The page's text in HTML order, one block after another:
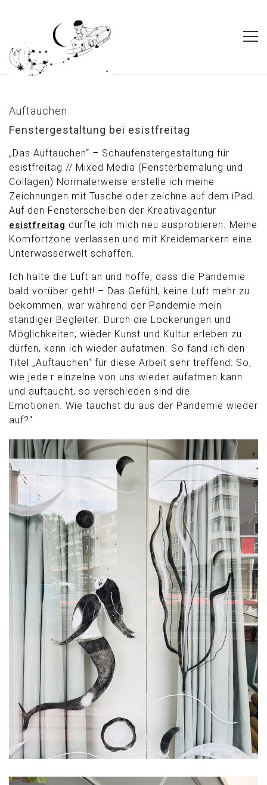
Auftauchen
Fenstergestaltung bei esistfreitag
„Das Auftauchen“ – Schaufenstergestaltung für
esistfreitag // Mixed Media (Fensterbemalung und
Collagen) Normalerweise erstelle ich meine
Zeichnungen mit Tusche oder zeichne auf dem iPad.
Auf den Fensterscheiben der Kreativagentur
esistfreitag durfte ich mich neu ausprobieren. Meine
Komfortzone verlassen und mit Kreidemarkern eine
Unterwasserwelt schaffen.
Ich halte die Luft an und hoffe, dass die Pandemie
bald vorüber geht! – Das Gefühl, keine Luft mehr zu
bekommen, war während der Pandemie mein
ständiger Begleiter. Durch die Lockerungen und
Möglichkeiten, wieder Kunst und Kultur erleben zu
dürfen, kann ich wieder aufatmen. So fand ich den
Titel „Auftauchen“ für diese Arbeit sehr treffend: So,
wie jede:r einzelne von uns wieder aufatmen kann
und auftaucht, so verschieden sind die
Emotionen. Wie tauchst du aus der Pandemie wieder
auf?"